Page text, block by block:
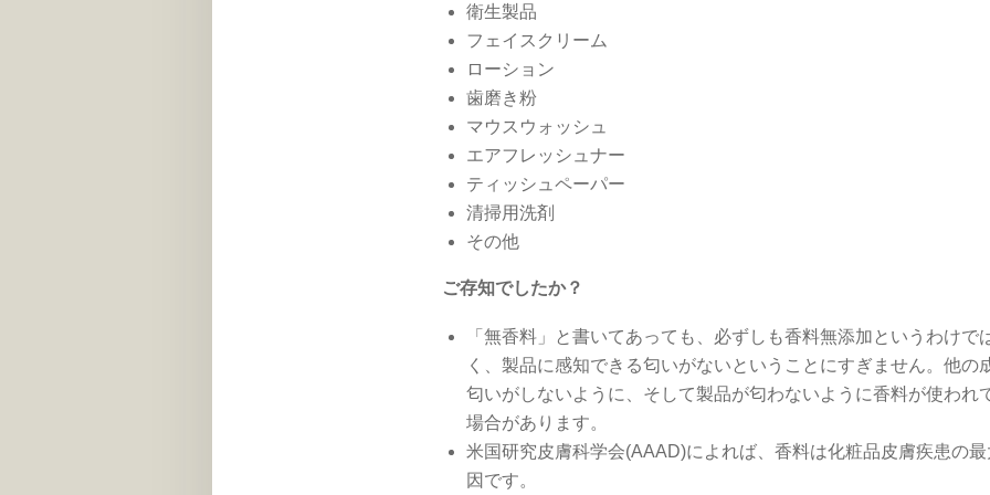
衛生製品
フェイスクリーム
ローション
歯磨き粉
マウスウォッシュ
エアフレッシュナー
ティッシュペーパー
清掃用洗剤
その他
ご存知でしたか？
「無香料」と書いてあっても、必ずしも香料無添加というわけで
く、製品に感知できる匂いがないということにすぎません。他の
匂いがしないように、そして製品が匂わないように香料が使われ
場合があります。
米国研究皮膚科学会(AAAD)によれば、香料は化粧品皮膚疾患の
因です。